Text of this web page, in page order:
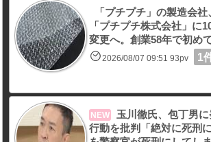
「プチプチ」の製造会社
「プチプチ株式会社」に
変更へ。創業58年で初め
2026/08/07 09:51 93pv 1
NEW
玉川徹氏、包丁男
行動を批判「絶対に死刑